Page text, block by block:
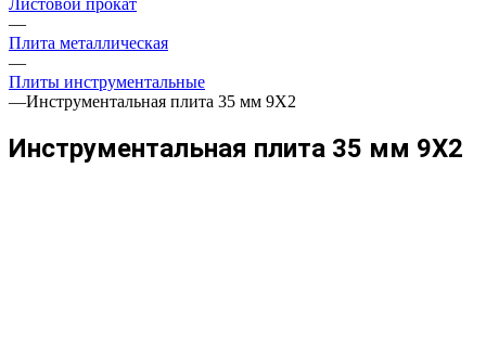
Листовой прокат
—
Плита металлическая
—
Плиты инструментальные
—Инструментальная плита 35 мм 9Х2
Инструментальная плита 35 мм 9Х2